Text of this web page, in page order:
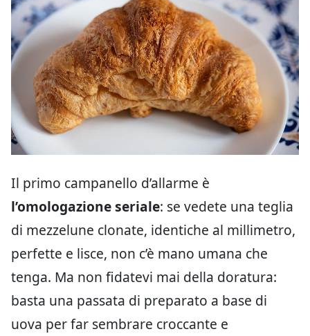
Il primo campanello d’allarme è
l’omologazione seriale: se vedete una teglia
di mezzelune clonate, identiche al millimetro,
perfette e lisce, non c’è mano umana che
tenga. Ma non fidatevi mai della doratura:
basta una passata di preparato a base di
uova per far sembrare croccante e